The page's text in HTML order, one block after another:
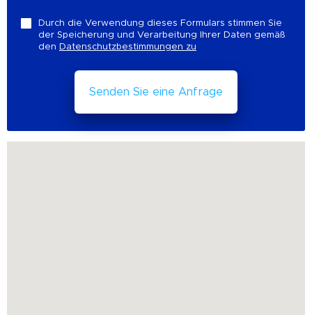
Durch die Verwendung dieses Formulars stimmen Sie
der Speicherung und Verarbeitung Ihrer Daten gemäß
den Datenschutzbestimmungen zu